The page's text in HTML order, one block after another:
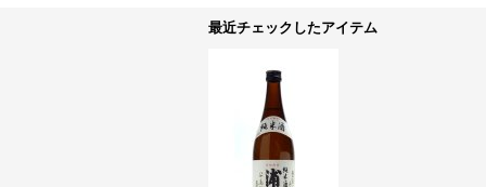
最近チェックしたアイテム